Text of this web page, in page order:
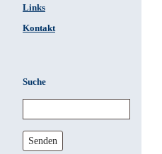
Links
Kontakt
Suche
Senden